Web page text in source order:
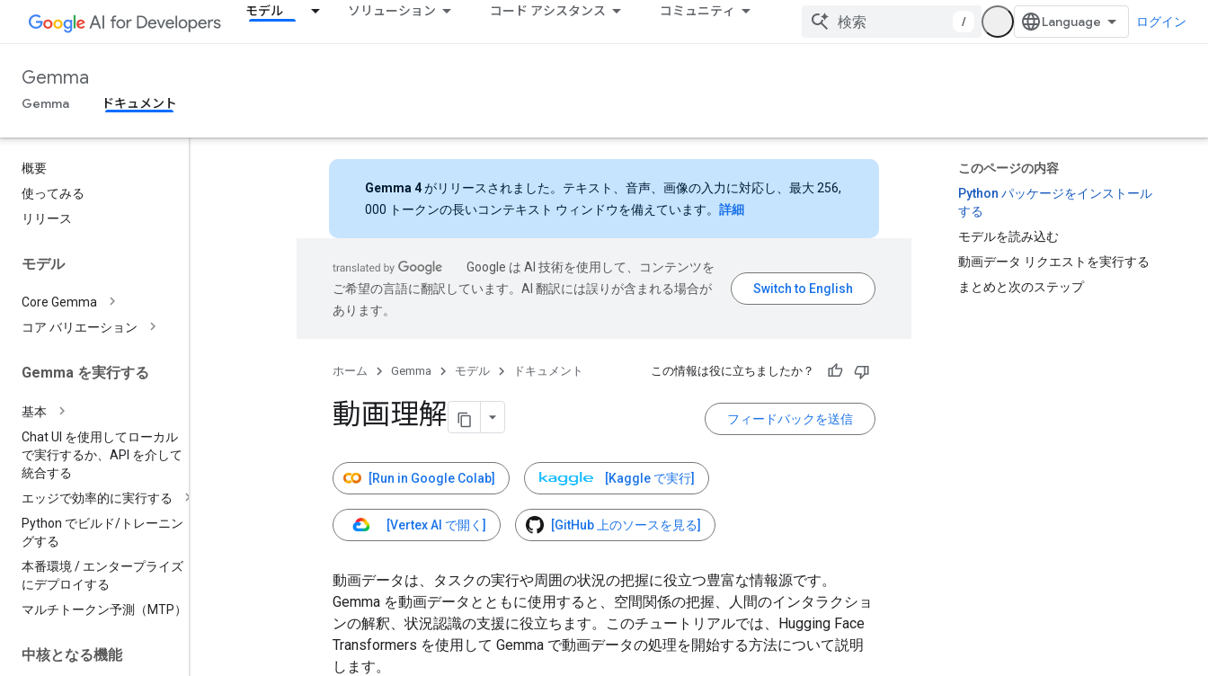
モデル ソリューション コード アシスタンス コミュニティ
/ ログイン
Gemma
Gemma ドキュメント
概要
使ってみる
リリース
モデル
Core Gemma
コア バリエーション
Gemma を実行する
基本
Chat UI を使用してローカル
で実行するか、API を介して
統合する
エッジで効率的に実行する
Python でビルド/ トレーニン
グする
本番環境 / エンタープライズ
にデプロイする
マルチトークン予測（MTP）
中核となる機能
このページの内容
Python パッケージをインストール
する
モデルを読み込む
動画データ リクエストを実行する
まとめと次のステップ
Gemma 4がリリースされました。テキスト、音声、画像の入力に対応し、最大 256,
000 トークンの長いコンテキスト ウィンドウを備えています。 詳細
Google は AI 技術を使用して、コンテンツを
ご希望の言語に翻訳しています。AI 翻訳には誤りが含まれる場合が
あります。
ホーム Gemma モデル ドキュメント この情報は役に立ちましたか？
フィードバックを送信
動画理解
[Run in Google Colab] [Kaggle で実行]
[Vertex AI で開く] [GitHub 上のソースを見る]
動画データは、タスクの実行や周囲の状況の把握に役立つ豊富な情報源です。
Gemma を動画データとともに使用すると、空間関係の把握、人間のインタラクショ
ンの解釈、状況認識の支援に役立ちます。このチュートリアルでは、Hugging Face
Transformers を使用して Gemma で動画データの処理を開始する方法について説明
します。